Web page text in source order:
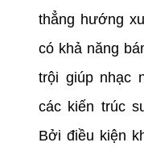
thẳng hướng
có khả năng
trội giúp nhạc
các kiến trúc
Bởi điều kiện